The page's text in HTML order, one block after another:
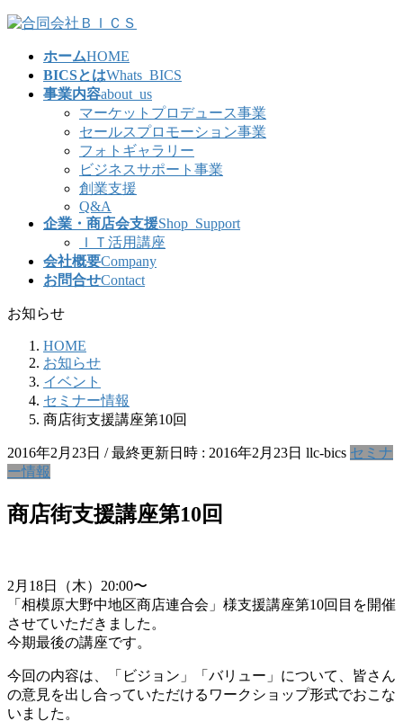
コ
ナ
ホームHOME
BICSとはWhats_BICS
事業内容about_us
マーケットプロデュース事業
セールスプロモーション事業
フォトギャラリー
ビジネスサポート事業
創業支援
Q&A
企業・商店会支援Shop_Support
ＩＴ活用講座
会社概要Company
お問合せContact
お知らせ
HOME
お知らせ
イベント
セミナー情報
商店街支援講座第10回
2016年2月23日 / 最終更新日時 : 2016年2月23日 llc-bics セミナ
ー情報
商店街支援講座第10回
2月18日（木）20:00〜
「相模原大野中地区商店連合会」様支援講座第10回目を開催
させていただきました。
今期最後の講座です。
今回の内容は、「ビジョン」「バリュー」について、皆さん
の意見を出し合っていただけるワークショップ形式でおこな
いました。